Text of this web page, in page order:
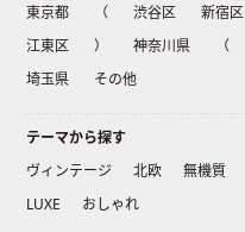
東京都 （ 渋谷区 新宿区
江東区
） 神奈川県 （
埼玉県
その他
テーマから探す
ヴィンテージ
北欧 無機質
LUXE
おしゃれ